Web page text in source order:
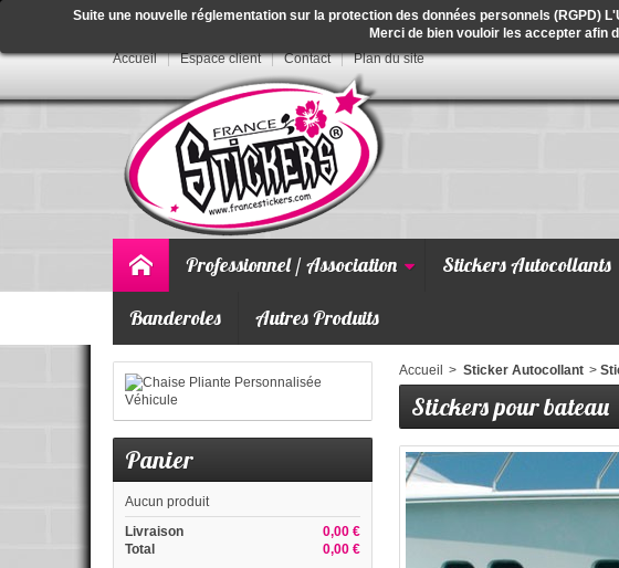
Accueil Espace client Contact Plan du site
Professionnel / Association Stickers Autocollants
Banderoles Autres Produits
Suite une nouvelle réglementation sur la protection des données personnels (RGPD)
Merci de bien vouloir les accepter afin
Panier
Aucun produit
0,00 €
Livraison
0,00 €
Total
Accueil > Sticker Autocollant >
Stickers pour bateau